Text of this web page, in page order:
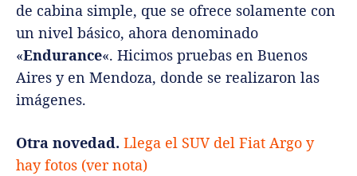
de cabina simple, que se ofrece solamente con
un nivel básico, ahora denominado
«Endurance«. Hicimos pruebas en Buenos
Aires y en Mendoza, donde se realizaron las
imágenes.
Otra novedad. Llega el SUV del Fiat Argo y
hay fotos (ver nota)